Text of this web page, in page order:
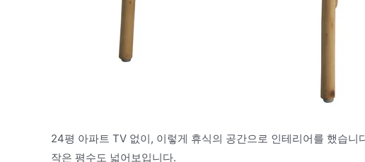
24평 아파트 TV 없이, 이렇게 휴식의 공간으로 인테리어를 했습
작은 평수도 넓어보입니다.